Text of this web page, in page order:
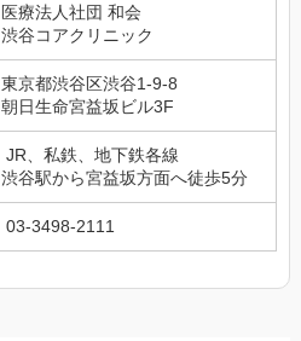
医療法人社団 和会
渋谷コアクリニック
東京都渋谷区渋谷1-9-8
朝日生命宮益坂ビル3F
渋谷駅から宮益坂方面へ徒歩5分
03-3498-2111